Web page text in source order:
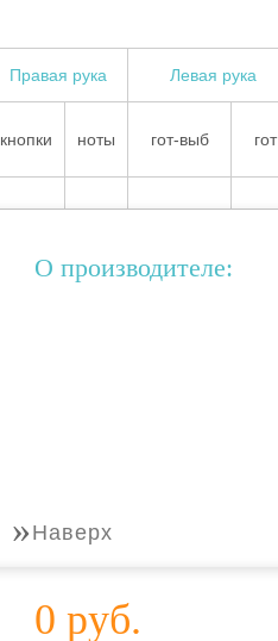
Правая рука Левая рука
кнопки ноты гот-выб гот
О производителе:
» Наверх
0 руб.